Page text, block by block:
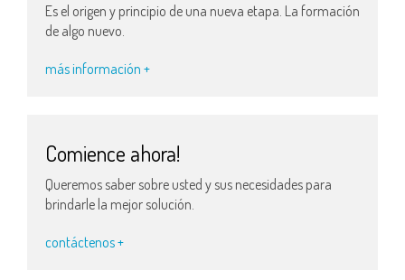
Es el origen y principio de una nueva etapa. La formación
de algo nuevo.
más información +
Comience ahora!
Queremos saber sobre usted y sus necesidades para
brindarle la mejor solución.
contáctenos +